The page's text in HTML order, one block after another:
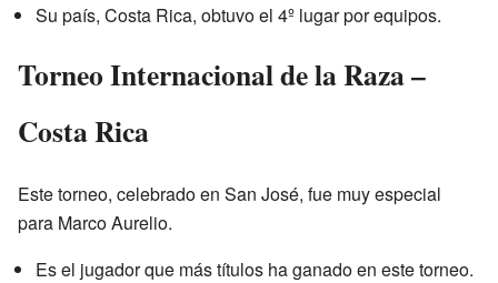
Su país, Costa Rica, obtuvo el 4º lugar por equipos.
Torneo Internacional de la Raza –
Costa Rica
Este torneo, celebrado en San José, fue muy especial
para Marco Aurelio.
Es el jugador que más títulos ha ganado en este torneo.